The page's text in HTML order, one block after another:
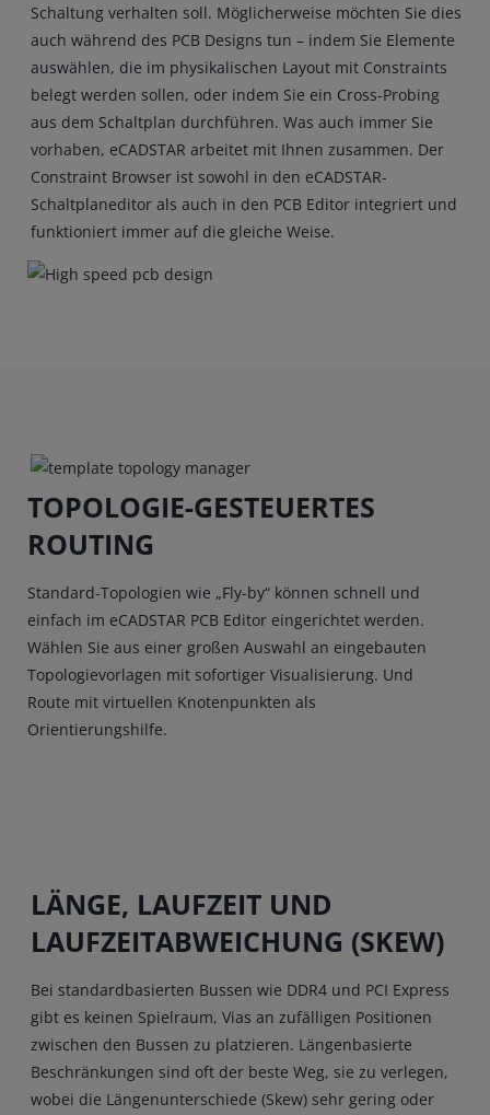
Schaltung verhalten soll. Möglicherweise möchten Sie dies
auch während des PCB Designs tun – indem Sie Elemente
auswählen, die im physikalischen Layout mit Constraints
belegt werden sollen, oder indem Sie ein Cross-Probing
aus dem Schaltplan durchführen. Was auch immer Sie
vorhaben, eCADSTAR arbeitet mit Ihnen zusammen. Der
Constraint Browser ist sowohl in den eCADSTAR-
Schaltplaneditor als auch in den PCB Editor integriert und
funktioniert immer auf die gleiche Weise.
TOPOLOGIE-GESTEUERTES
ROUTING
Standard-Topologien wie „Fly-by“ können schnell und
einfach im eCADSTAR PCB Editor eingerichtet werden.
Wählen Sie aus einer großen Auswahl an eingebauten
Topologievorlagen mit sofortiger Visualisierung. Und
Route mit virtuellen Knotenpunkten als
Orientierungshilfe.
LÄNGE, LAUFZEIT UND
LAUFZEITABWEICHUNG (SKEW)
Bei standardbasierten Bussen wie DDR4 und PCI Express
gibt es keinen Spielraum, Vias an zufälligen Positionen
zwischen den Bussen zu platzieren. Längenbasierte
Beschränkungen sind oft der beste Weg, sie zu verlegen,
wobei die Längenunterschiede (Skew) sehr gering oder